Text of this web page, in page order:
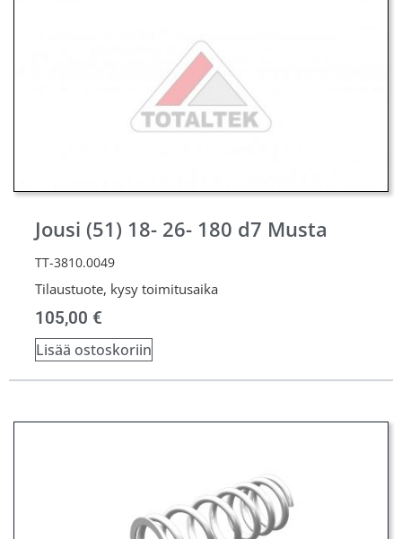
Jousi (51) 18- 26- 180 d7 Musta
TT-3810.0049
Tilaustuote, kysy toimitusaika
105,00 €
Lisää ostoskoriin